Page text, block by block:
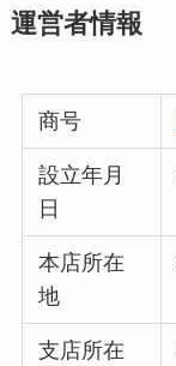
運営者情報
商号
設立年月
日
本店所在
地
支店所在